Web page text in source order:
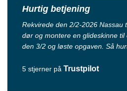
Hurtig betjening
Rekvirede den 2/2-2026 Nassau
dør og montere en glideskinne
den 3/2 og løste opgaven. Så
5 stjerner på Trustpilot